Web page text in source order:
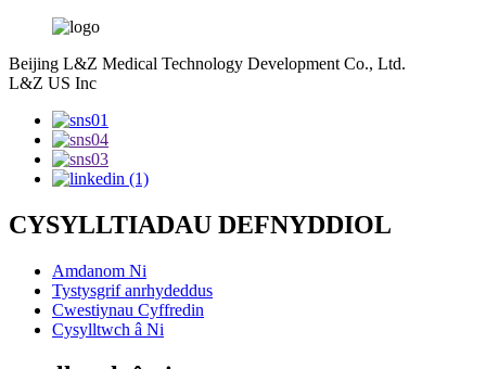
Beijing L&Z Medical Technology Development Co., Ltd.
L&Z US Inc
CYSYLLTIADAU DEFNYDDIOL
Amdanom Ni
Tystysgrif anrhydeddus
Cwestiynau Cyffredin
Cysylltwch â Ni